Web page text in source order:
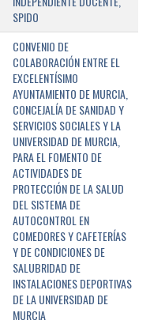
SPIDO
CONVENIO DE
COLABORACIÓN ENTRE EL
EXCELENTÍSIMO
AYUNTAMIENTO DE MURCIA,
CONCEJALÍA DE SANIDAD Y
SERVICIOS SOCIALES Y LA
UNIVERSIDAD DE MURCIA,
PARA EL FOMENTO DE
ACTIVIDADES DE
PROTECCIÓN DE LA SALUD
DEL SISTEMA DE
AUTOCONTROL EN
COMEDORES Y CAFETERÍAS
Y DE CONDICIONES DE
SALUBRIDAD DE
INSTALACIONES DEPORTIVAS
DE LA UNIVERSIDAD DE
MURCIA